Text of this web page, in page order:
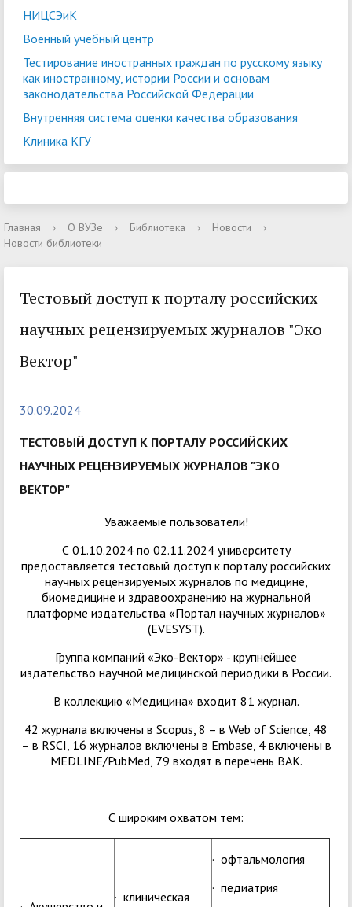
НИЦСЭиК
Военный учебный центр
Тестирование иностранных граждан по русскому языку
как иностранному, истории России и основам
законодательства Российской Федерации
Внутренняя система оценки качества образования
Клиника КГУ
Главная › О ВУЗе › Библиотека › Новости
›
Новости библиотеки
Тестовый доступ к порталу российских
научных рецензируемых журналов "Эко
Вектор"
30.09.2024
ТЕСТОВЫЙ ДОСТУП К ПОРТАЛУ РОССИЙСКИХ
НАУЧНЫХ РЕЦЕНЗИРУЕМЫХ ЖУРНАЛОВ "ЭКО
ВЕКТОР"
Уважаемые пользователи!
С 01.10.2024 по 02.11.2024 университету
предоставляется тестовый доступ к порталу российских
научных рецензируемых журналов по медицине,
биомедицине и здравоохранению на журнальной
платформе издательства «Портал научных журналов»
(EVESYST).
Группа компаний «Эко-Вектор» - крупнейшее
издательство научной медицинской периодики в России.
В коллекцию «Медицина» входит 81 журнал.
42 журнала включены в Scopus, 8 – в Web of Science, 48
– в RSCI, 16 журналов включены в Embase, 4 включены в
MEDLINE/PubMed, 79 входят в перечень ВАК.
С широким охватом тем:
· клиническая
· офтальмология
· педиатрия